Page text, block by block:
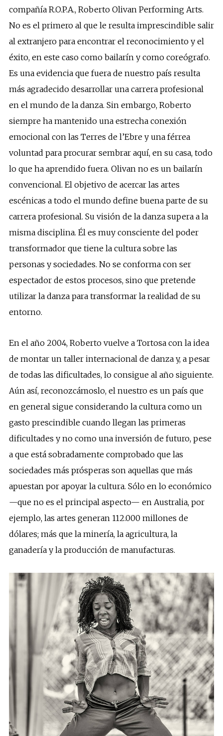
compañía R.O.P.A., Roberto Olivan Performing Arts.
No es el primero al que le resulta imprescindible salir
al extranjero para encontrar el reconocimiento y el
éxito, en este caso como bailarín y como coreógrafo.
Es una evidencia que fuera de nuestro país resulta
más agradecido desarrollar una carrera profesional
en el mundo de la danza. Sin embargo, Roberto
siempre ha mantenido una estrecha conexión
emocional con las Terres de l’Ebre y una férrea
voluntad para procurar sembrar aquí, en su casa, todo
lo que ha aprendido fuera. Olivan no es un bailarín
convencional. El objetivo de acercar las artes
escénicas a todo el mundo define buena parte de su
carrera profesional. Su visión de la danza supera a la
misma disciplina. Él es muy consciente del poder
transformador que tiene la cultura sobre las
personas y sociedades. No se conforma con ser
espectador de estos procesos, sino que pretende
utilizar la danza para transformar la realidad de su
entorno.
En el año 2004, Roberto vuelve a Tortosa con la idea
de montar un taller internacional de danza y, a pesar
de todas las dificultades, lo consigue al año siguiente.
Aún así, reconozcámoslo, el nuestro es un país que
en general sigue considerando la cultura como un
gasto prescindible cuando llegan las primeras
dificultades y no como una inversión de futuro, pese
a que está sobradamente comprobado que las
sociedades más prósperas son aquellas que más
apuestan por apoyar la cultura. Sólo en lo económico
—que no es el principal aspecto— en Australia, por
ejemplo, las artes generan 112.000 millones de
dólares; más que la minería, la agricultura, la
ganadería y la producción de manufacturas.